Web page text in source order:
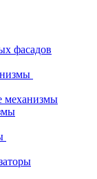
фасадов
механизмы